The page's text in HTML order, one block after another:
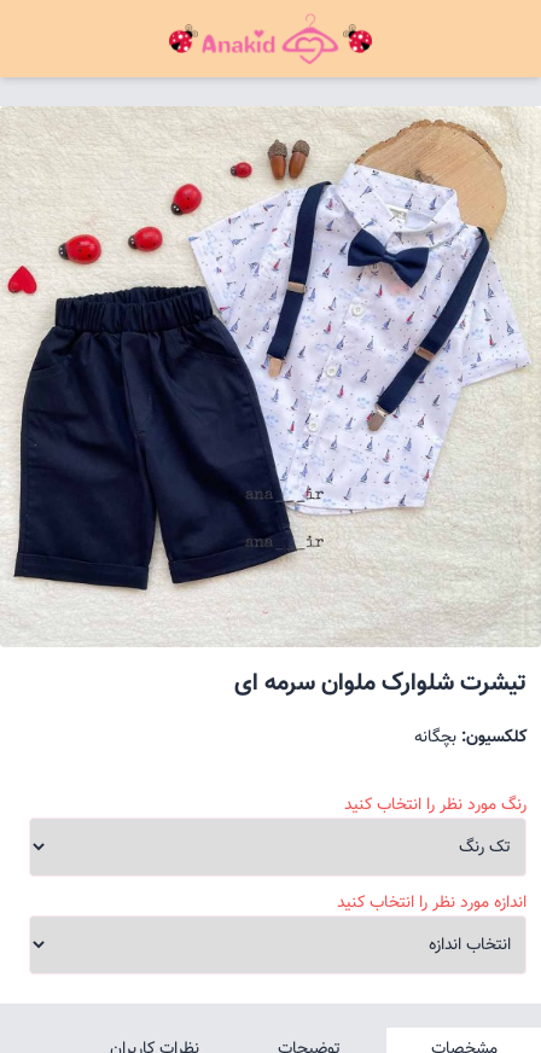
تیشرت شلوارک ملوان سرمه ای
کلکسیون: بچگانه
رنگ مورد نظر را انتخاب کنید
اندازه مورد نظر را انتخاب کنید